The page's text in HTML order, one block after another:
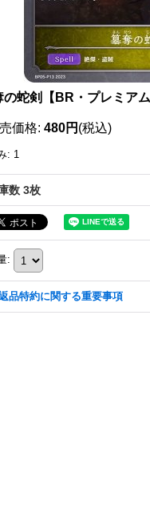
の蛇剣【BR・プレミア
価格: 480円 (税込)
: 1
数 3枚
:
品特約に関する重要事項